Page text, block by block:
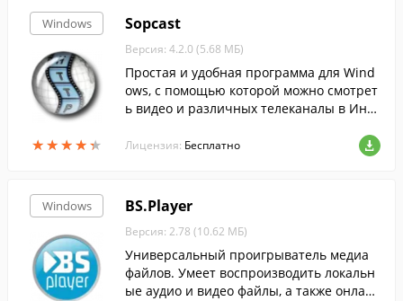
Windows
★★★★★
★★★★★
Sopcast
Версия: 4.2.0 (5.68 МБ)
Простая и удобная программа для Wind
ows, с помощью которой можно смотрет
ь видео и различных телеканалы в Инте
Лицензия: Бесплатно
Windows BS.Player
Версия: 2.78 (10.62 МБ)
Универсальный проигрыватель медиа
файлов. Умеет воспроизводить локальн
ые аудио и видео файлы, а также онлай